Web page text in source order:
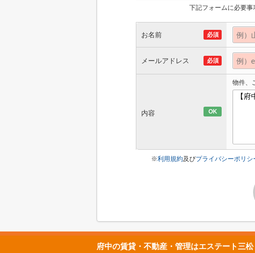
下記フォームに必要
お名前 必須
メールアドレス 必須
内容 OK
物件、
※利用規約及びプライバシーポリシ
府中の賃貸・不動産・管理はエステート三松